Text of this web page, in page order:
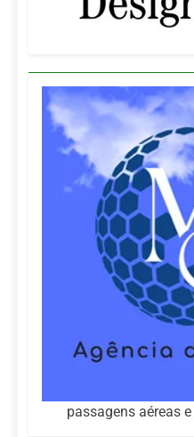
passagens aéreas